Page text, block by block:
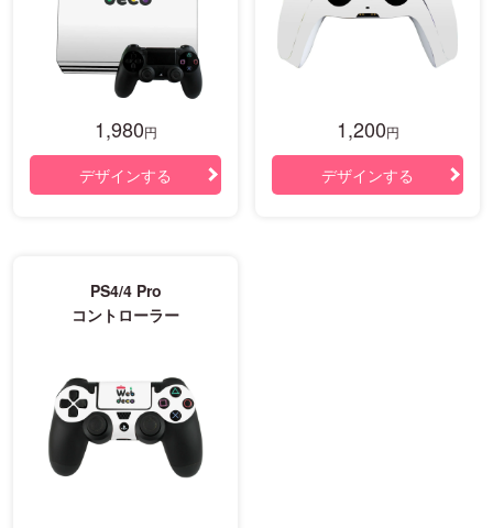
1,980円
デザインする
1,200円
デザインする
PS4/4 Pro
コントローラー